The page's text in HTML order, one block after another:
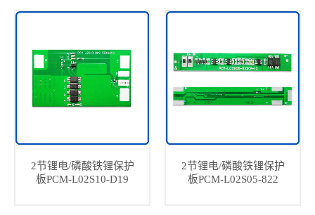
2节锂电/磷酸铁锂保护
板PCM-L02S10-D19
2节锂电/磷酸铁锂保护
板PCM-L02S05-822